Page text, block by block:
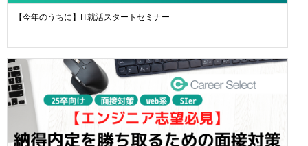
【今年のうちに】IT就活スタートセミナー